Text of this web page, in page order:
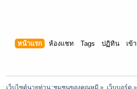
หน้าแรก ห้องแชท Tags ปฏิทิน เข้
เว็บไซต์นายท่าน::ชุมชนของคุณหมี » เว็บบอร์ด »